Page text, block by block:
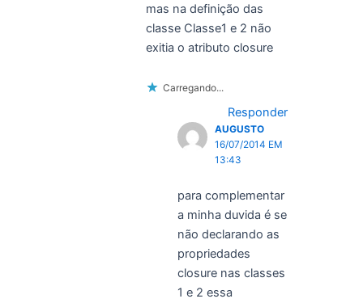
mas na definição das
classe Classe1 e 2 não
exitia o atributo closure
Carregando...
Responder
AUGUSTO
16/07/2014 EM
13:43
para complementar
a minha duvida é se
não declarando as
propriedades
closure nas classes
1 e 2 essa